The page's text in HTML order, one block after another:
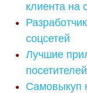
клиента на
соцсетей
Лучшие
Самовыкуп